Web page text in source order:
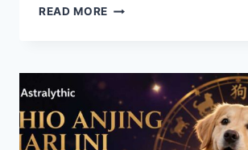
READ MORE SHIO
SABTU
JUNI
2026,
HOKI